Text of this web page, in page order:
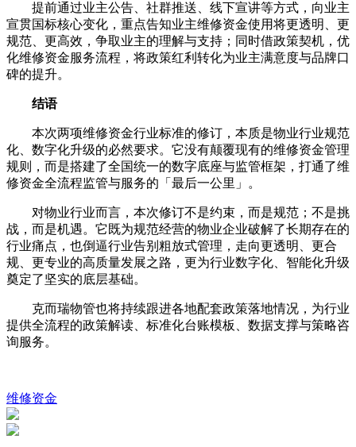
提前通过业主公告、社群推送、线下宣讲等方式，向业主
宣贯国标核心变化，重点告知业主维修资金使用将更透明、更
规范、更高效，争取业主的理解与支持；同时借政策契机，优
化维修资金服务流程，将政策红利转化为业主满意度与品牌口
碑的提升。
结语
本次两项维修资金行业标准的修订，本质是物业行业规范
化、数字化升级的必然要求。它没有颠覆现有的维修资金管理
规则，而是搭建了全国统一的数字底座与监管框架，打通了维
修资金全流程监管与服务的「最后一公里」。
对物业行业而言，本次修订不是约束，而是规范；不是挑
战，而是机遇。它既为规范经营的物业企业破解了长期存在的
行业痛点，也倒逼行业告别粗放式管理，走向更透明、更合
规、更专业的高质量发展之路，更为行业数字化、智能化升级
奠定了坚实的底层基础。
克而瑞物管也将持续跟进各地配套政策落地情况，为行业
提供全流程的政策解读、标准化台账模板、数据支撑与策略咨
询服务。
维修资金